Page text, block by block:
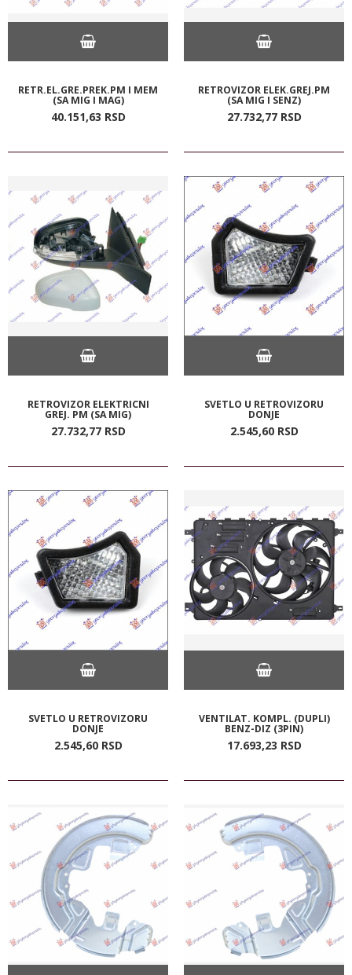
RETR.EL.GRE.PREK.PM I MEM
(SA MIG I MAG)
40.151,63 RSD
RETROVIZOR ELEK.GREJ.PM
(SA MIG I SENZ)
27.732,77 RSD
RETROVIZOR ELEKTRICNI
GREJ. PM (SA MIG)
27.732,77 RSD
SVETLO U RETROVIZORU
DONJE
2.545,60 RSD
SVETLO U RETROVIZORU
DONJE
2.545,60 RSD
VENTILAT. KOMPL. (DUPLI)
BENZ-DIZ (3PIN)
17.693,23 RSD